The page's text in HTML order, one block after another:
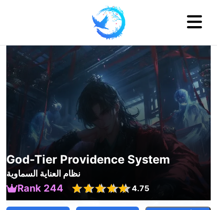
God-Tier Providence System
نظام العناية السماوية
Rank 244 4.75